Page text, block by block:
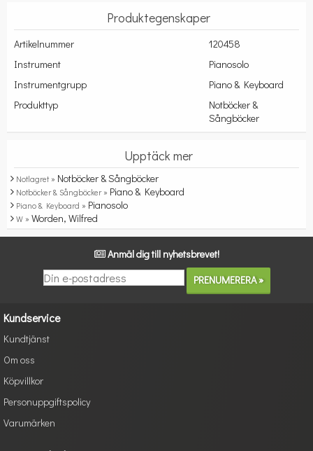
Produktegenskaper
Artikelnummer
120458
Instrument
Pianosolo
Instrumentgrupp
Piano & Keyboard
Produkttyp
Notböcker &
Sångböcker
Upptäck mer
Notlagret » Notböcker & Sångböcker
Notböcker & Sångböcker » Piano & Keyboard
Piano & Keyboard » Pianosolo
W » Worden, Wilfred
Anmäl dig till nyhetsbrevet!
Kundservice
Kundtjänst
Om oss
Köpvillkor
Personuppgiftspolicy
Varumärken